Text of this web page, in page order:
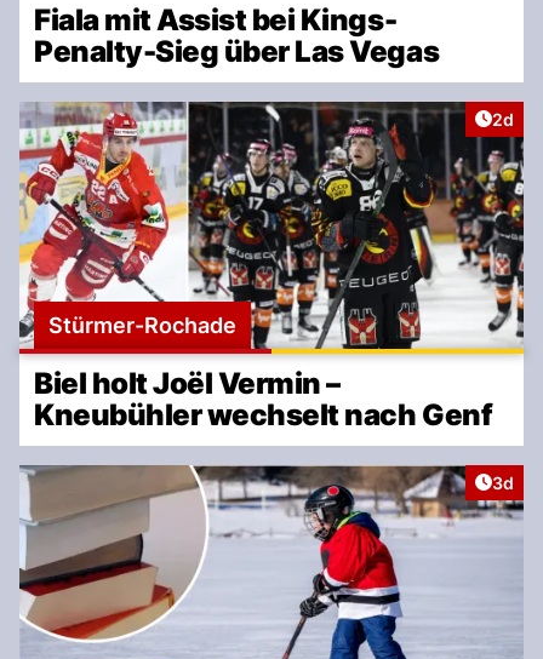
Fiala mit Assist bei Kings-
Penalty-Sieg über Las Vegas
2d
Stürmer-Rochade
Biel holt Joël Vermin –
Kneubühler wechselt nach Genf
3d